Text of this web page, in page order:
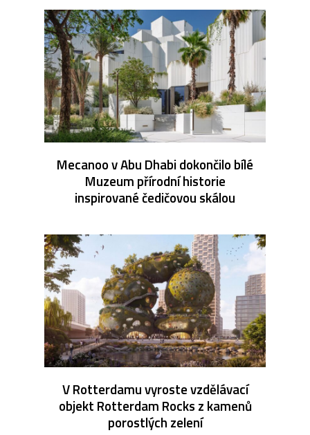
Mecanoo v Abu Dhabi dokončilo bílé
Muzeum přírodní historie
inspirované čedičovou skálou
V Rotterdamu vyroste vzdělávací
objekt Rotterdam Rocks z kamenů
porostlých zelení